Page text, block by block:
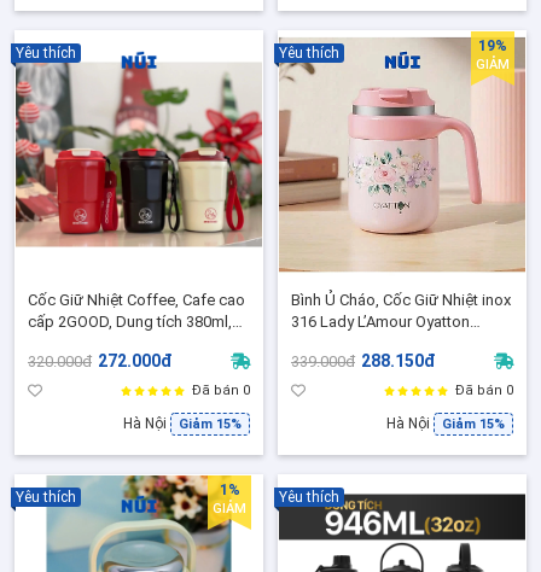
Cốc Giữ Nhiệt Coffee, Cafe cao
cấp 2GOOD, Dung tích 380ml,
320.000đ 272.000đ
Đã bán 0
Hà Nội Giảm 15%
Yêu thích
Bình Ủ Cháo, Cốc Giữ Nhiệt inox
316 Lady L’Amour Oyatton
Lạnh 12-24h
339.000đ 288.150đ
Đã bán 0
Hà Nội Giảm 15%
Yêu thích 19%
GIẢM
Yêu thích 1%
GIẢM
Yêu thích